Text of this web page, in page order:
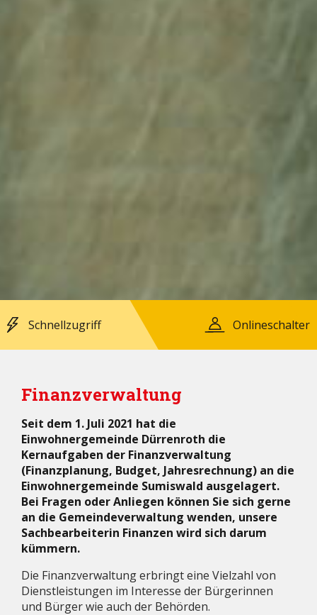
Schnellzugriff Onlineschalter
Finanzverwaltung
Seit dem 1. Juli 2021 hat die
Einwohnergemeinde Dürrenroth die
Kernaufgaben der Finanzverwaltung
(Finanzplanung, Budget, Jahresrechnung) an die
Einwohnergemeinde Sumiswald ausgelagert.
Bei Fragen oder Anliegen können Sie sich gerne
an die Gemeindeverwaltung wenden, unsere
Sachbearbeiterin Finanzen wird sich darum
kümmern.
Die Finanzverwaltung erbringt eine Vielzahl von
Dienstleistungen im Interesse der Bürgerinnen
und Bürger wie auch der Behörden.